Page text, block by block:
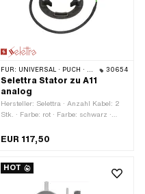
FÜR: UNIVERSAL · PUCH · SACHS · ZÜNDAPP BELMONDO 30654
Selettra Stator zu A11
analog
Hersteller: Selettra · Anzahl Kabel: 2
Stk. · Farbe: rot · Farbe: schwarz ·
Befestigungspunkte: 3 Stk. ·
Anwendungsbereich: Tuning
EUR 117,50
HOT